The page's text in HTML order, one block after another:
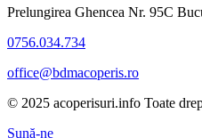
Prelungirea Ghencea Nr. 95C
0756.034.734
office@bdmacoperis.ro
© 2025 acoperisuri.info Toate
Sună-ne